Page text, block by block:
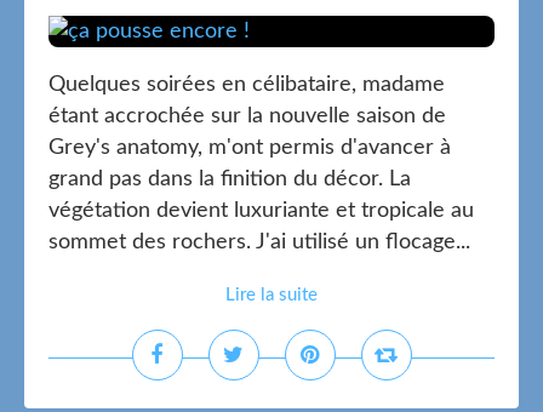
Quelques soirées en célibataire, madame
étant accrochée sur la nouvelle saison de
Grey's anatomy, m'ont permis d'avancer à
grand pas dans la finition du décor. La
végétation devient luxuriante et tropicale au
sommet des rochers. J'ai utilisé un flocage...
Lire la suite